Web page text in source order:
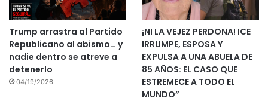
Trump arrastra al Partido
Republicano al abismo… y
nadie dentro se atreve a
detenerlo
04/19/2026
¡NI LA VEJEZ PERDONA! ICE
IRRUMPE, ESPOSA Y
EXPULSA A UNA ABUELA DE
85 AÑOS: EL CASO QUE
ESTREMECE A TODO EL
MUNDO”